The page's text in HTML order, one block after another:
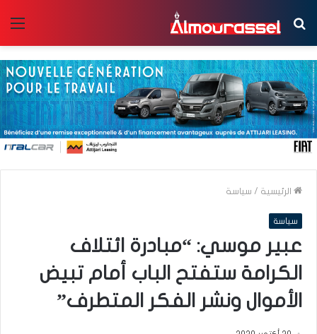
بحث
عن
الرئيسية / سياسة
سياسة
عبير موسي: “مبادرة ائتلاف
الكرامة ستفتح الباب أمام تبيض
الأموال ونشر الفكر المتطرف”